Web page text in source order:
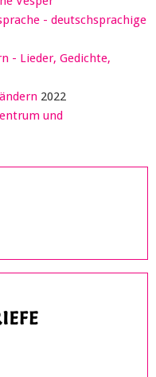
- deutschsprachige
- Lieder, Gedichte,
2022
und